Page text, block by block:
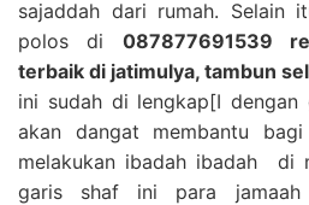
sajaddah dari rumah. Selain
polos di 087877691539
terbaik di jatimulya, tambun
ini sudah di lengkap[I dengan
akan dangat membantu
melakukan ibadah ibadah di
garis shaf ini para jamaah